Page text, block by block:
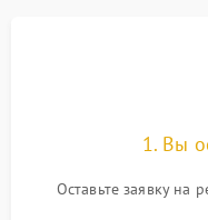
Перегрев устройства
1. Вы
Оставьте заявку на